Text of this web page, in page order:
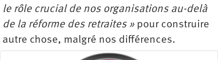
le rôle crucial de nos organisations au-delà
de la réforme des retraites » pour construire
autre chose, malgré nos différences.